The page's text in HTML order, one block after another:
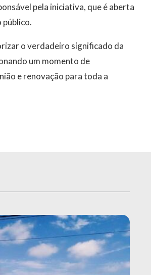
pela iniciativa, que é aberta
o verdadeiro significado da
um momento de
e renovação para toda a